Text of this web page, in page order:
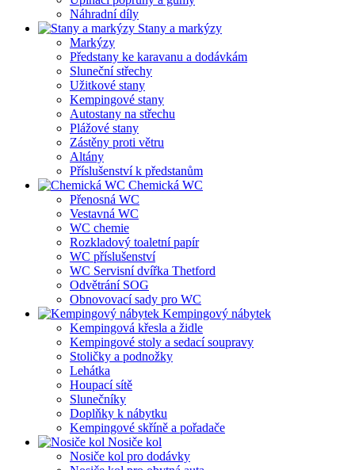
Náhradní díly
Stany a markýzy
Markýzy
Předstany ke karavanu a dodávkám
Sluneční střechy
Užitkové stany
Kempingové stany
Autostany na střechu
Plážové stany
Zástěny proti větru
Altány
Příslušenství k předstanům
Chemická WC
Přenosná WC
Vestavná WC
WC chemie
Rozkladový toaletní papír
WC příslušenství
WC Servisní dvířka Thetford
Odvětrání SOG
Obnovovací sady pro WC
Kempingový nábytek
Kempingová křesla a židle
Kempingové stoly a sedací soupravy
Stoličky a podnožky
Lehátka
Houpací sítě
Slunečníky
Doplňky k nábytku
Kempingové skříně a pořadače
Nosiče kol
Nosiče kol pro dodávky